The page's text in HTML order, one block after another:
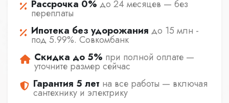
Рассрочка 0% до 24 месяцев — без
переплаты
Ипотека без удорожания до 15 млн -
под 5.99%. Совкомбанк
Скидка до 5% при полной оплате —
уточните размер сейчас
Гарантия 5 лет на все работы — включая
сантехнику и электрику